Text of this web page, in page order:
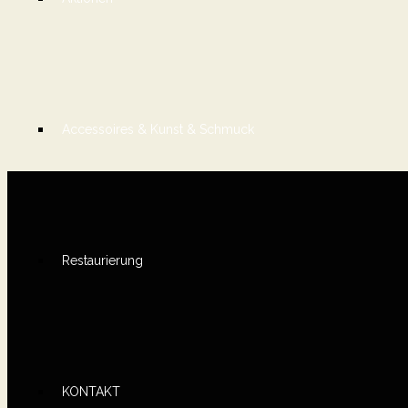
Accessoires & Kunst & Schmuck
Restaurierung
KONTAKT